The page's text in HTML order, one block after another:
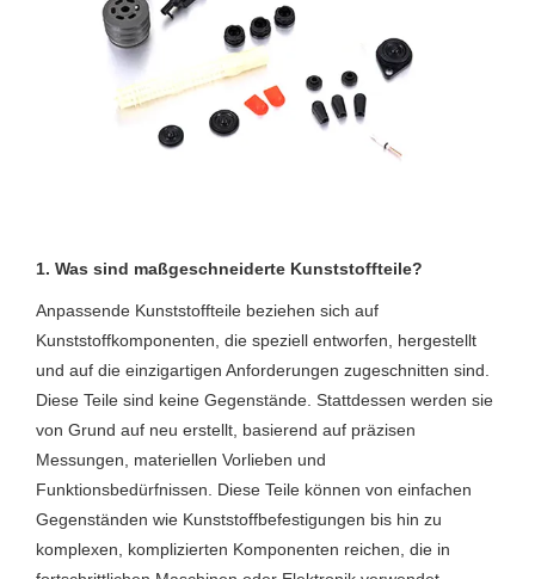
1. Was sind maßgeschneiderte Kunststoffteile?
Anpassende Kunststoffteile beziehen sich auf
Kunststoffkomponenten, die speziell entworfen, hergestellt
und auf die einzigartigen Anforderungen zugeschnitten sind.
Diese Teile sind keine Gegenstände. Stattdessen werden sie
von Grund auf neu erstellt, basierend auf präzisen
Messungen, materiellen Vorlieben und
Funktionsbedürfnissen. Diese Teile können von einfachen
Gegenständen wie Kunststoffbefestigungen bis hin zu
komplexen, komplizierten Komponenten reichen, die in